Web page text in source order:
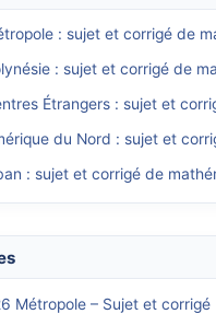
: sujet et corrigé de
: sujet et corrigé de
Étrangers : sujet et
du Nord : sujet et
: sujet et corrigé de
Métropole – Sujet et corrigé